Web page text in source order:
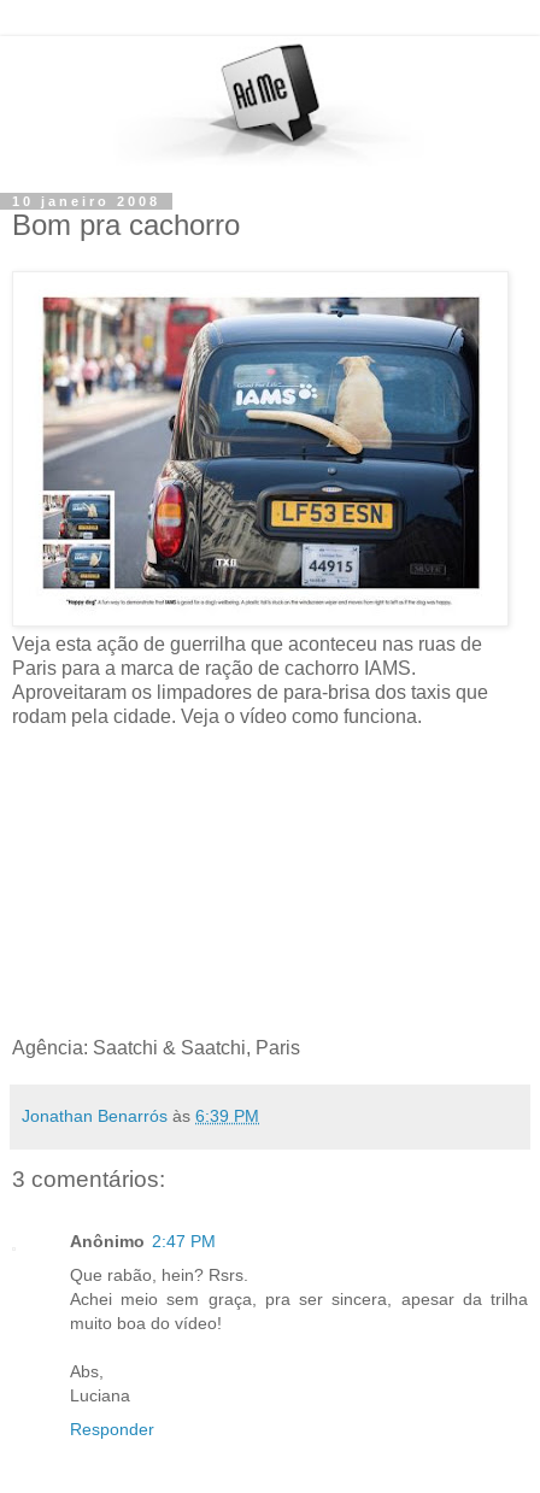
10 janeiro 2008
Bom pra cachorro
Veja esta ação de guerrilha que aconteceu nas ruas de
Paris para a marca de ração de cachorro IAMS.
Aproveitaram os limpadores de para-brisa dos taxis que
rodam pela cidade. Veja o vídeo como funciona.
Agência: Saatchi & Saatchi, Paris
Jonathan Benarrós às 6:39 PM
3 comentários:
Anônimo 2:47 PM
Que rabão, hein? Rsrs.
Achei meio sem graça, pra ser sincera, apesar da trilha
muito boa do vídeo!
Abs,
Luciana
Responder